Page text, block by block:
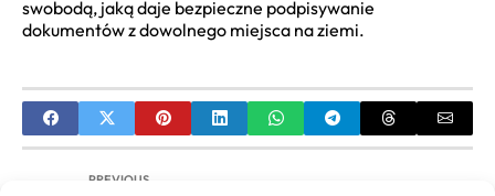
swobodą, jaką daje bezpieczne podpisywanie
dokumentów z dowolnego miejsca na ziemi.
PREVIOUS